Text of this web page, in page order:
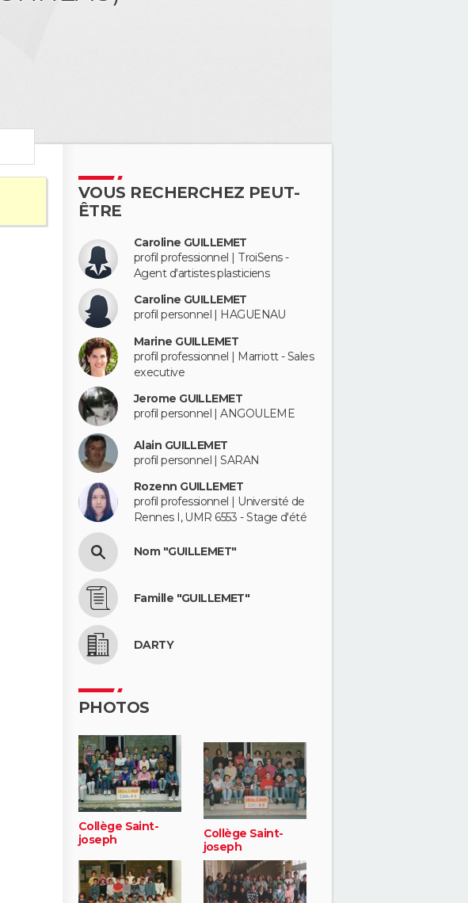
VOUS RECHERCHEZ PEUT-
ÊTRE
Caroline GUILLEMET
profil professionnel | TroiSens -
Agent d'artistes plasticiens
Caroline GUILLEMET
profil personnel | HAGUENAU
Marine GUILLEMET
profil professionnel | Marriott - Sales
executive
Jerome GUILLEMET
profil personnel | ANGOULEME
Alain GUILLEMET
profil personnel | SARAN
Rozenn GUILLEMET
profil professionnel | Université de
Rennes I, UMR 6553 - Stage d'été
Nom "GUILLEMET"
Famille "GUILLEMET"
DARTY
PHOTOS
Collège Saint-
joseph
Collège Saint-
joseph